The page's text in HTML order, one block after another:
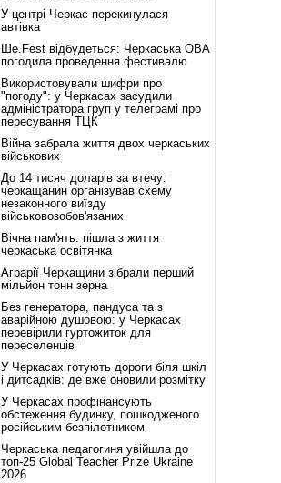
У центрі Черкас перекинулася
автівка
Ше.Fest відбудеться: Черкаська ОВА
погодила проведення фестивалю
Використовували шифри про
"погоду": у Черкасах засудили
адміністратора груп у телеграмі про
пересування ТЦК
Війна забрала життя двох черкаських
військових
До 14 тисяч доларів за втечу:
черкащанин організував схему
незаконного виїзду
військовозобов'язаних
Вічна пам'ять: пішла з життя
черкаська освітянка
Аграрії Черкащини зібрали перший
мільйон тонн зерна
Без генератора, пандуса та з
аварійною душовою: у Черкасах
перевірили гуртожиток для
переселенців
У Черкасах готують дороги біля шкіл
і дитсадків: де вже оновили розмітку
У Черкасах профінансують
обстеження будинку, пошкодженого
російським безпілотником
Черкаська педагогиня увійшла до
топ-25 Global Teacher Prize Ukraine
2026